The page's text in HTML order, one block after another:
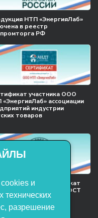
НТП «ЭнергияЛаб»
в реестр
РФ
участника ООО
ассоциации
индустрии
товаров
сертификат
качества ГОСТ
и
технических
разрешение